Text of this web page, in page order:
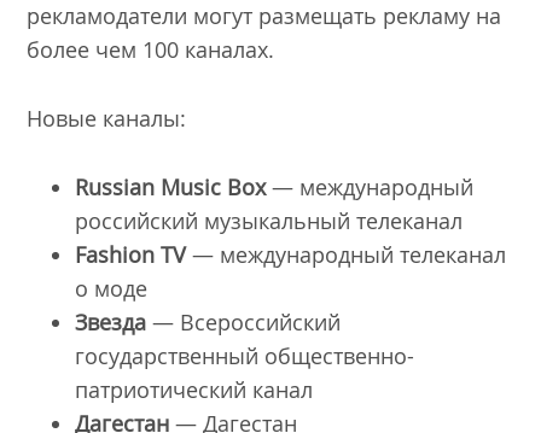
рекламодатели могут размещать рекламу на
более чем 100 каналах.
Новые каналы:
Russian Music Box— международный
российский музыкальный телеканал
Fashion TV— международный телеканал
о моде
Звезда — Всероссийский
государственный общественно-
патриотический канал
Дагестан — Дагестан